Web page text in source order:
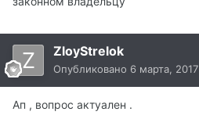
ZloyStrelok
Опубликовано 6 марта, 2017
Ап , вопрос актуален .